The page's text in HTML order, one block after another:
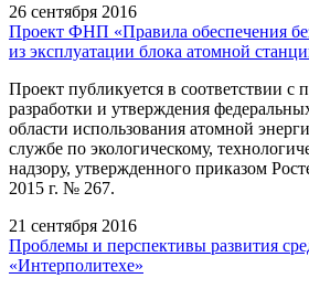
26 сентября 2016
Проект ФНП «Правила обеспечения
из эксплуатации блока атомной
Проект публикуется в соответствии с
разработки и утверждения
области использования атомной
службе по экологическому,
надзору, утвержденного приказом
2015 г. № 267.
21 сентября 2016
Проблемы и перспективы развития
«Интерполитехе»